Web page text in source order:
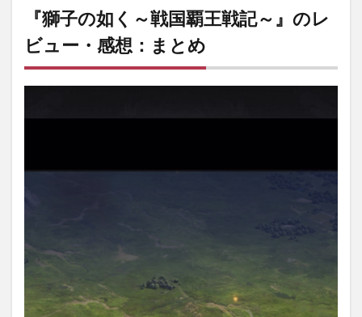
『獅子の如く～戦国覇王戦記～』のレ
ビュー・感想：まとめ